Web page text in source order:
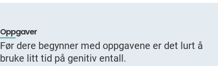
Oppgaver
Før dere begynner med oppgavene er det lurt å
bruke litt tid på genitiv entall.